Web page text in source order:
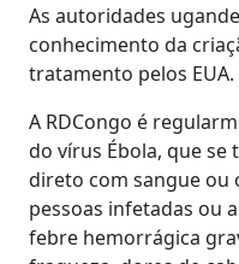
As autoridades
conhecimento da
tratamento pelos EUA.
A RDCongo é
do vírus Ébola, que
direto com sangue
pessoas infetadas ou
febre hemorrágica